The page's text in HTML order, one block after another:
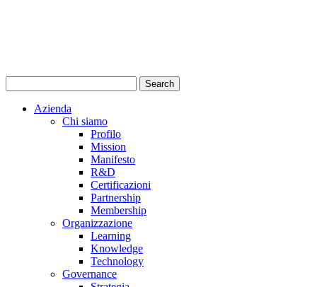
Azienda
Chi siamo
Profilo
Mission
Manifesto
R&D
Certificazioni
Partnership
Membership
Organizzazione
Learning
Knowledge
Technology
Governance